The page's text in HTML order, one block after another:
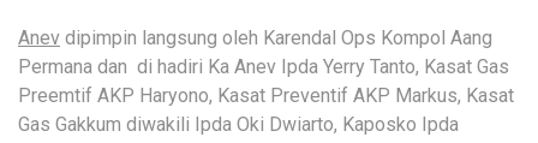
Anev dipimpin langsung oleh Karendal Ops Kompol Aang
Permana dan di hadiri Ka Anev Ipda Yerry Tanto, Kasat Gas
Preemtif AKP Haryono, Kasat Preventif AKP Markus, Kasat
Gas Gakkum diwakili Ipda Oki Dwiarto, Kaposko Ipda